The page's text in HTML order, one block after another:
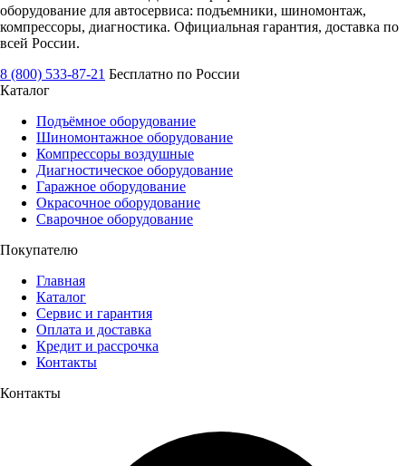
оборудование для автосервиса: подъемники, шиномонтаж,
компрессоры, диагностика. Официальная гарантия, доставка по
всей России.
8 (800) 533-87-21 Бесплатно по России
Каталог
Подъёмное оборудование
Шиномонтажное оборудование
Компрессоры воздушные
Диагностическое оборудование
Гаражное оборудование
Окрасочное оборудование
Сварочное оборудование
Покупателю
Главная
Каталог
Сервис и гарантия
Оплата и доставка
Кредит и рассрочка
Контакты
Контакты